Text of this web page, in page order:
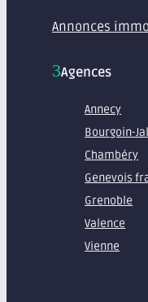
Annonces
Agences
Annecy
Bourgoin-
Chambéry
Genevois
Grenoble
Valence
Vienne